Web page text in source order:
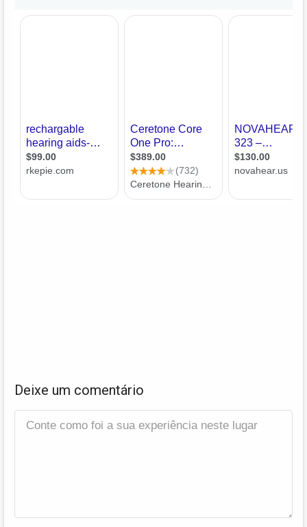
Deixe um comentário